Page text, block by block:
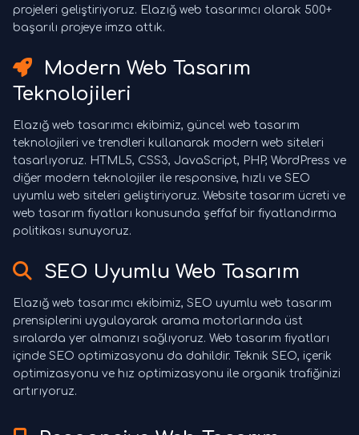
projeleri geliştiriyoruz. Elazığ web tasarımcı olarak 500+
başarılı projeye imza attık.
Modern Web Tasarım
Teknolojileri
Elazığ web tasarımcı ekibimiz, güncel web tasarım
teknolojileri ve trendleri kullanarak modern web siteleri
tasarlıyoruz. HTML5, CSS3, JavaScript, PHP, WordPress ve
diğer modern teknolojiler ile responsive, hızlı ve SEO
uyumlu web siteleri geliştiriyoruz. Website tasarım ücreti ve
web tasarım fiyatları konusunda şeffaf bir fiyatlandırma
politikası sunuyoruz.
SEO Uyumlu Web Tasarım
Elazığ web tasarımcı ekibimiz, SEO uyumlu web tasarım
prensiplerini uygulayarak arama motorlarında üst
sıralarda yer almanızı sağlıyoruz. Web tasarım fiyatları
içinde SEO optimizasyonu da dahildir. Teknik SEO, içerik
optimizasyonu ve hız optimizasyonu ile organik trafiğinizi
artırıyoruz.